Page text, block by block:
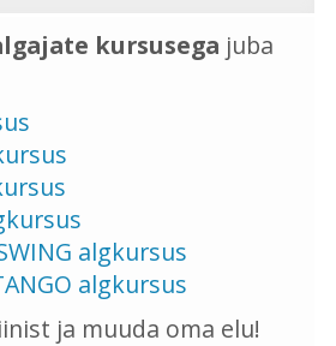
kursusega juba
algkursus
algkursus
ja muuda oma elu!